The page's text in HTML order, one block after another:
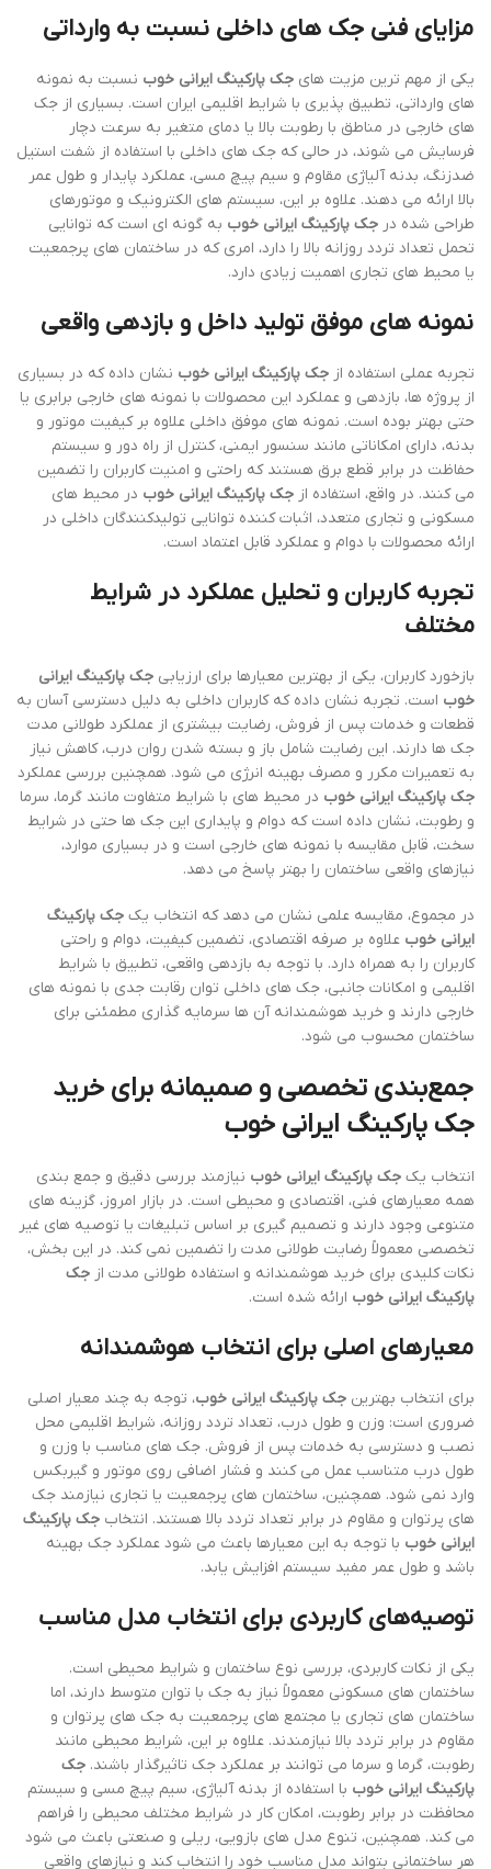
مزایای فنی جک های داخلی نسبت به وارداتی
یکی از مهم ترین مزیت های جک پارکینگ ایرانی خوب نسبت به نمونه
های وارداتی، تطبیق پذیری با شرایط اقلیمی ایران است. بسیاری از جک
های خارجی در مناطق با رطوبت بالا یا دمای متغیر به سرعت دچار
فرسایش می شوند، در حالی که جک های داخلی با استفاده از شفت استیل
ضدزنگ، بدنه آلیاژی مقاوم و سیم پیچ مسی، عملکرد پایدار و طول عمر
بالا ارائه می دهند. علاوه بر این، سیستم های الکترونیک و موتورهای
طراحی شده در جک پارکینگ ایرانی خوب به گونه ای است که توانایی
تحمل تعداد تردد روزانه بالا را دارد، امری که در ساختمان های پرجمعیت
یا محیط های تجاری اهمیت زیادی دارد.
نمونه های موفق تولید داخل و بازدهی واقعی
تجربه عملی استفاده از جک پارکینگ ایرانی خوب نشان داده که در بسیاری
از پروژه ها، بازدهی و عملکرد این محصولات با نمونه های خارجی برابری یا
حتی بهتر بوده است. نمونه های موفق داخلی علاوه بر کیفیت موتور و
بدنه، دارای امکاناتی مانند سنسور ایمنی، کنترل از راه دور و سیستم
حفاظت در برابر قطع برق هستند که راحتی و امنیت کاربران را تضمین
می کنند. در واقع، استفاده از جک پارکینگ ایرانی خوب در محیط های
مسکونی و تجاری متعدد، اثبات کننده توانایی تولیدکنندگان داخلی در
ارائه محصولات با دوام و عملکرد قابل اعتماد است.
تجربه کاربران و تحلیل عملکرد در شرایط
مختلف
بازخورد کاربران، یکی از بهترین معیارها برای ارزیابی جک پارکینگ ایرانی
خوب است. تجربه نشان داده که کاربران داخلی به دلیل دسترسی آسان به
قطعات و خدمات پس از فروش، رضایت بیشتری از عملکرد طولانی مدت
جک ها دارند. این رضایت شامل باز و بسته شدن روان درب، کاهش نیاز
به تعمیرات مکرر و مصرف بهینه انرژی می شود. همچنین بررسی عملکرد
جک پارکینگ ایرانی خوب در محیط های با شرایط متفاوت مانند گرما، سرما
و رطوبت، نشان داده است که دوام و پایداری این جک ها حتی در شرایط
سخت، قابل مقایسه با نمونه های خارجی است و در بسیاری موارد،
نیازهای واقعی ساختمان را بهتر پاسخ می دهد.
در مجموع، مقایسه علمی نشان می دهد که انتخاب یک جک پارکینگ
ایرانی خوب علاوه بر صرفه اقتصادی، تضمین کیفیت، دوام و راحتی
کاربران را به همراه دارد. با توجه به بازدهی واقعی، تطبیق با شرایط
اقلیمی و امکانات جانبی، جک های داخلی توان رقابت جدی با نمونه های
خارجی دارند و خرید هوشمندانه آن ها سرمایه گذاری مطمئنی برای
ساختمان محسوب می شود.
جمع‌بندی تخصصی و صمیمانه برای خرید
جک پارکینگ ایرانی خوب
انتخاب یک جک پارکینگ ایرانی خوب نیازمند بررسی دقیق و جمع بندی
همه معیارهای فنی، اقتصادی و محیطی است. در بازار امروز، گزینه های
متنوعی وجود دارند و تصمیم گیری بر اساس تبلیغات یا توصیه های غیر
تخصصی معمولاً رضایت طولانی مدت را تضمین نمی کند. در این بخش،
نکات کلیدی برای خرید هوشمندانه و استفاده طولانی مدت از جک
پارکینگ ایرانی خوب ارائه شده است.
معیارهای اصلی برای انتخاب هوشمندانه
برای انتخاب بهترین جک پارکینگ ایرانی خوب، توجه به چند معیار اصلی
ضروری است: وزن و طول درب، تعداد تردد روزانه، شرایط اقلیمی محل
نصب و دسترسی به خدمات پس از فروش. جک های مناسب با وزن و
طول درب متناسب عمل می کنند و فشار اضافی روی موتور و گیربکس
وارد نمی شود. همچنین، ساختمان های پرجمعیت یا تجاری نیازمند جک
های پرتوان و مقاوم در برابر تعداد تردد بالا هستند. انتخاب جک پارکینگ
ایرانی خوب با توجه به این معیارها باعث می شود عملکرد جک بهینه
باشد و طول عمر مفید سیستم افزایش یابد.
توصیه‌های کاربردی برای انتخاب مدل مناسب
یکی از نکات کاربردی، بررسی نوع ساختمان و شرایط محیطی است.
ساختمان های مسکونی معمولاً نیاز به جک با توان متوسط دارند، اما
ساختمان های تجاری یا مجتمع های پرجمعیت به جک های پرتوان و
مقاوم در برابر تردد بالا نیازمندند. علاوه بر این، شرایط محیطی مانند
رطوبت، گرما و سرما می توانند بر عملکرد جک تاثیرگذار باشند. جک
پارکینگ ایرانی خوب با استفاده از بدنه آلیاژی، سیم پیچ مسی و سیستم
محافظت در برابر رطوبت، امکان کار در شرایط مختلف محیطی را فراهم
می کند. همچنین، تنوع مدل های بازویی، ریلی و صنعتی باعث می شود
هر ساختمانی بتواند مدل مناسب خود را انتخاب کند و نیازهای واقعی